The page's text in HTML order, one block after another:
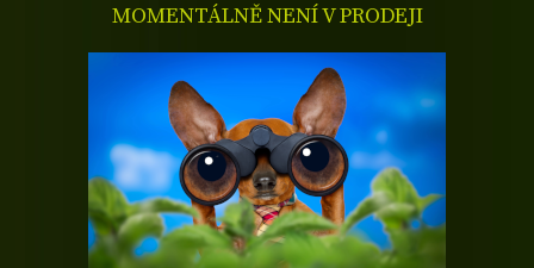
MOMENTÁLNĚ NENÍ V PRODEJI